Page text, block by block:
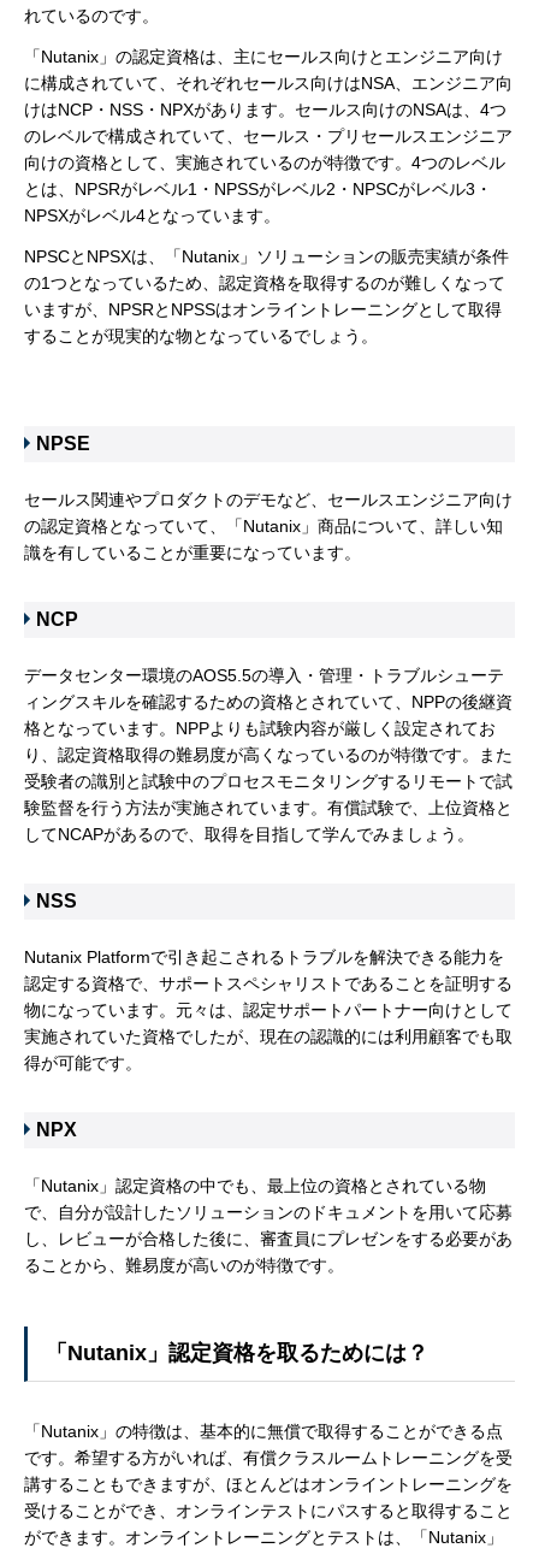
れているのです。
「Nutanix」の認定資格は、主にセールス向けとエンジニア向け
に構成されていて、それぞれセールス向けはNSA、エンジニア向
けはNCP・NSS・NPXがあります。セールス向けのNSAは、4つ
のレベルで構成されていて、セールス・プリセールスエンジニア
向けの資格として、実施されているのが特徴です。4つのレベル
とは、NPSRがレベル1・NPSSがレベル2・NPSCがレベル3・
NPSXがレベル4となっています。
NPSCとNPSXは、「Nutanix」ソリューションの販売実績が条件
の1つとなっているため、認定資格を取得するのが難しくなって
いますが、NPSRとNPSSはオンライントレーニングとして取得
することが現実的な物となっているでしょう。
NPSE
セールス関連やプロダクトのデモなど、セールスエンジニア向け
の認定資格となっていて、「Nutanix」商品について、詳しい知
識を有していることが重要になっています。
NCP
データセンター環境のAOS5.5の導入・管理・トラブルシューテ
ィングスキルを確認するための資格とされていて、NPPの後継資
格となっています。NPPよりも試験内容が厳しく設定されてお
り、認定資格取得の難易度が高くなっているのが特徴です。また
受験者の識別と試験中のプロセスモニタリングするリモートで試
験監督を行う方法が実施されています。有償試験で、上位資格と
してNCAPがあるので、取得を目指して学んでみましょう。
NSS
Nutanix Platformで引き起こされるトラブルを解決できる能力を
認定する資格で、サポートスペシャリストであることを証明する
物になっています。元々は、認定サポートパートナー向けとして
実施されていた資格でしたが、現在の認識的には利用顧客でも取
得が可能です。
NPX
「Nutanix」認定資格の中でも、最上位の資格とされている物
で、自分が設計したソリューションのドキュメントを用いて応募
し、レビューが合格した後に、審査員にプレゼンをする必要があ
ることから、難易度が高いのが特徴です。
「Nutanix」認定資格を取るためには？
「Nutanix」の特徴は、基本的に無償で取得することができる点
です。希望する方がいれば、有償クラスルームトレーニングを受
講することもできますが、ほとんどはオンライントレーニングを
受けることができ、オンラインテストにパスすると取得すること
ができます。オンライントレーニングとテストは、「Nutanix」